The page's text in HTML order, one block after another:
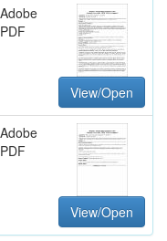
Adobe
PDF
View/Open
Adobe
PDF
View/Open